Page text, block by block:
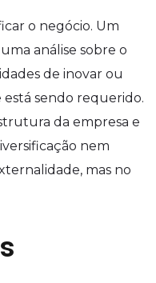
o negócio. Um
análise sobre o
de inovar ou
sendo requerido.
da empresa e
nem
mas no